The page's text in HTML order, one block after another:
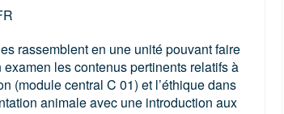
rassemblent en une unité pouvant faire
examen les contenus pertinents relatifs à
(module central C 01) et l’éthique dans
animale avec une introduction aux